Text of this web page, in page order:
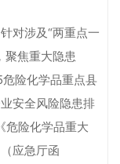
对涉及“两重点一
聚焦重大隐患
险化学品重点县
安全风险隐患排
危险化学品重大
应急厅函